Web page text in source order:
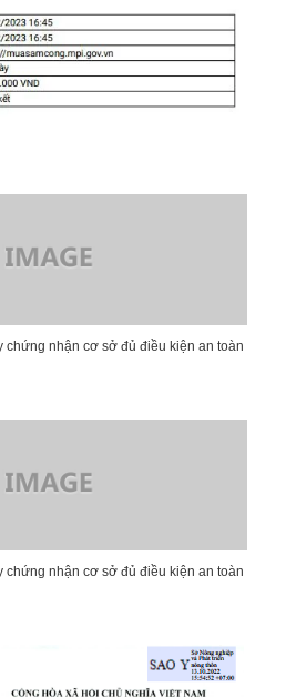
chứng nhận cơ sở đủ điều kiện an toàn
chứng nhận cơ sở đủ điều kiện an toàn